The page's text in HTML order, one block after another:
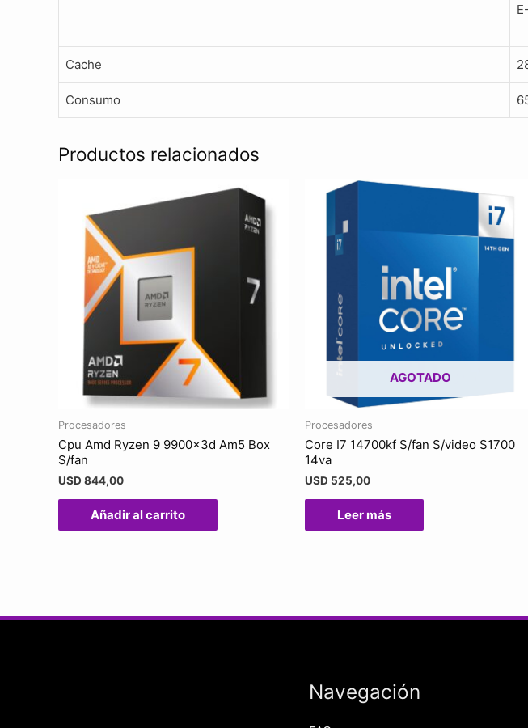
Cache
Consumo
Productos relacionados
Procesadores
Cpu Amd Ryzen 9 9900x3d Am5 Box
S/fan
USD 844,00
Añadir al carrito
AGOTADO
Procesadores
Core I7 14700kf S/fan S/video S1700
14va
USD 525,00
Leer más
Navegación